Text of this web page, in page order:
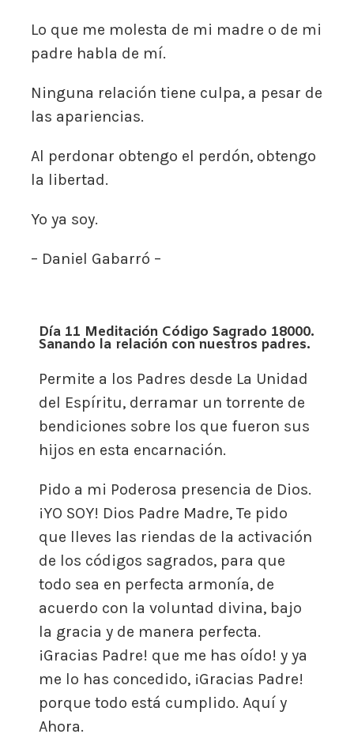
Lo que me molesta de mi madre o de mi
padre habla de mí.
Ninguna relación tiene culpa, a pesar de
las apariencias.
Al perdonar obtengo el perdón, obtengo
la libertad.
Yo ya soy.
– Daniel Gabarró –
Día 11 Meditación Código Sagrado 18000.
Sanando la relación con nuestros padres.
Permite a los Padres desde La Unidad
del Espíritu, derramar un torrente de
bendiciones sobre los que fueron sus
hijos en esta encarnación.
Pido a mi Poderosa presencia de Dios.
¡YO SOY! Dios Padre Madre, Te pido
que lleves las riendas de la activación
de los códigos sagrados, para que
todo sea en perfecta armonía, de
acuerdo con la voluntad divina, bajo
la gracia y de manera perfecta.
¡Gracias Padre! que me has oído! y ya
me lo has concedido, ¡Gracias Padre!
porque todo está cumplido. Aquí y
Ahora.